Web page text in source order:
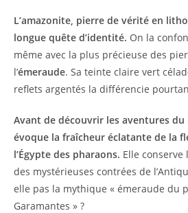
L’amazonite, pierre de vérité en
longue quête d’identité. On la
même avec la plus précieuse des
l’émeraude. Sa teinte claire vert
reflets argentés la différencie
Avant de découvrir les aventures
évoque la fraîcheur éclatante de la
l’Égypte des pharaons. Elle conserve
des mystérieuses contrées de
elle pas la mythique « émeraude du
Garamantes » ?